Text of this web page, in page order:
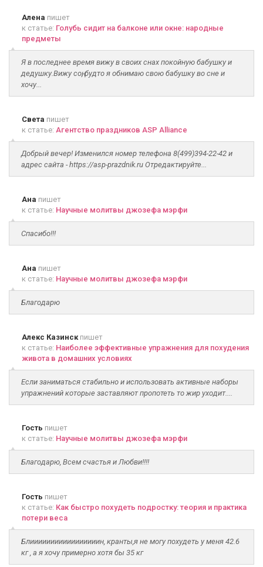
Алена пишет
к статье: Голубь сидит на балконе или окне: народные
предметы
Я в последнее время вижу в своих снах покойную бабушку и
дедушку.Вижу соң, будто я обнимаю свою бабушку во сне и
хочу...
Света пишет
к статье: Агентство праздников ASP Alliance
Добрый вечер! Изменился номер телефона 8(499)394-22-42 и
адрес сайта - https://asp-prazdnik.ru Отредактируйте...
Ана пишет
к статье: Научные молитвы джозефа мэрфи
Спасибо!!!
Ана пишет
к статье: Научные молитвы джозефа мэрфи
Благодарю
Алекс Казинскпишет
к статье: Наиболее эффективные упражнения для похудения
живота в домашних условиях
Если заниматься стабильно и использовать активные наборы
упражнений которые заставляют пропотеть то жир уходит....
Гость пишет
к статье: Научные молитвы джозефа мэрфи
Благодарю, Всем счастья и Любви!!!!
Гость пишет
к статье: Как быстро похудеть подростку: теория и практика
потери веса
Блииииииииииииииииин, кранты,я не могу похудеть у меня 42.6
кг , а я хочу примерно хотя бы 35 кг